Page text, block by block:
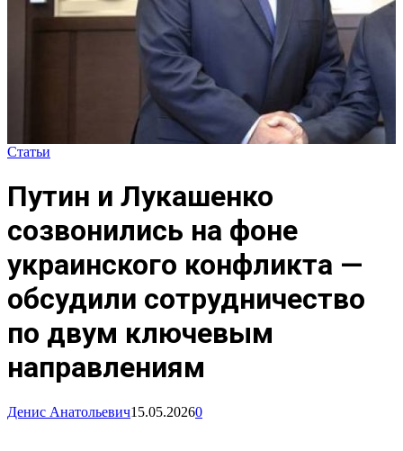
Статьи
Путин и Лукашенко
созвонились на фоне
украинского конфликта —
обсудили сотрудничество
по двум ключевым
направлениям
Денис Анатольевич15.05.20260